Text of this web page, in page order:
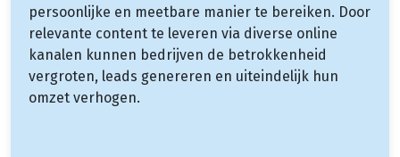
persoonlijke en meetbare manier te bereiken. Door
relevante content te leveren via diverse online
kanalen kunnen bedrijven de betrokkenheid
vergroten, leads genereren en uiteindelijk hun
omzet verhogen.